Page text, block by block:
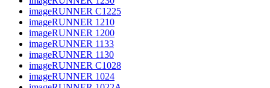
imageRUNNER C1225
imageRUNNER 1210
imageRUNNER 1200
imageRUNNER 1133
imageRUNNER 1130
imageRUNNER C1028
imageRUNNER 1024